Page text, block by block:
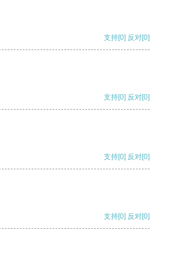
支持[0] 反对[0]
支持[0] 反对[0]
支持[0] 反对[0]
支持[0] 反对[0]